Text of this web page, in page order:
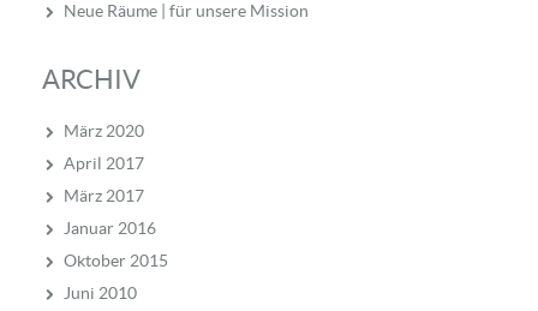
Neue Räume | für unsere Mission
ARCHIV
März 2020
April 2017
März 2017
Januar 2016
Oktober 2015
Juni 2010